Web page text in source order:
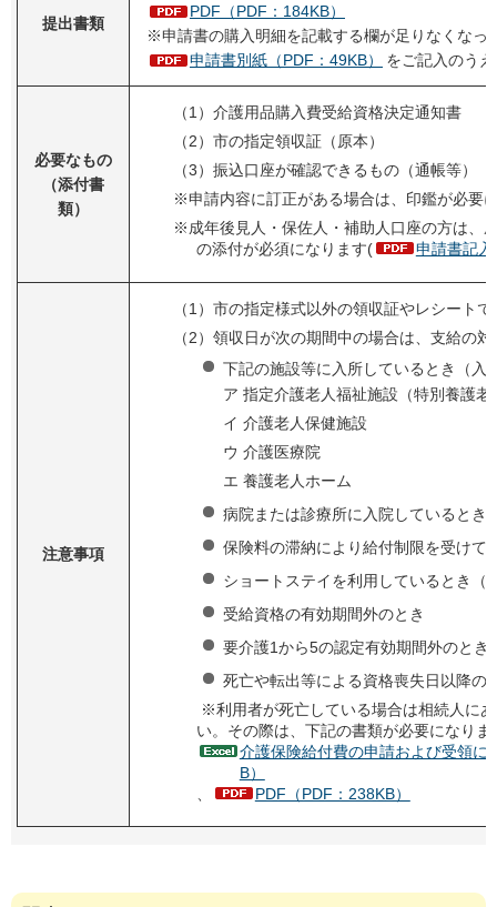
提出書類
PDF（PDF：184KB）
※申請書の購入明細を記載する欄が足りなくなっ
申請書別紙（PDF：49KB）
をご記入のう
必要なもの
（添付書
類）
（1）介護用品購入費受給資格決定通知書
（2）市の指定領収証（原本）
（3）振込口座が確認できるもの（通帳等）
※申請内容に訂正がある場合は、印鑑が必要
※成年後見人・保佐人・補助人口座の方は、
の添付が必須になります(
申請書記
注意事項
（1）市の指定様式以外の領収証やレシート
（2）領収日が次の期間中の場合は、支給の
下記の施設等に入所しているとき（入
ア 指定介護老人福祉施設（特別養護老
イ 介護老人保健施設
ウ 介護医療院
エ 養護老人ホーム
病院または診療所に入院しているとき
保険料の滞納により給付制限を受けて
ショートステイを利用しているとき（
受給資格の有効期間外のとき
要介護1から5の認定有効期間外のとき
死亡や転出等による資格喪失日以降の
※利用者が死亡している場合は相続人に
い。その際は、下記の書類が必要になり
介護保険給付費の申請および受領に
B）
PDF（PDF：238KB）